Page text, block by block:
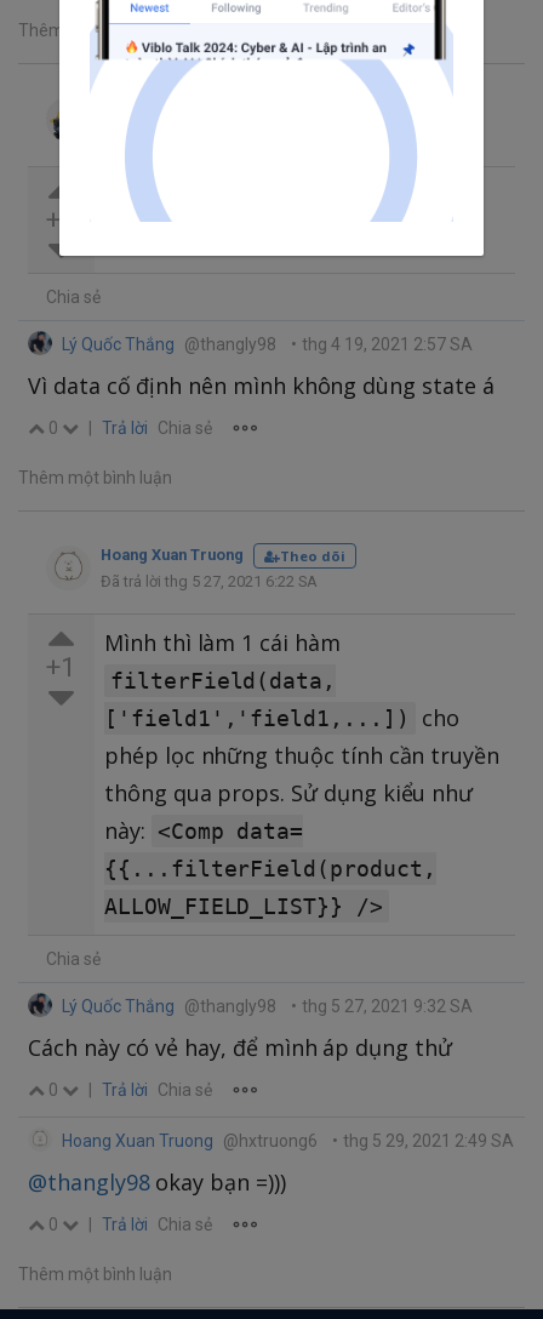
Thêm một bình luận
Cháu lên ba tư
Đã trả lời thg 4 19, 2021 2:51 SA
+1
bạn thử tìm hiểu sate xem có được
Chia sẻ
Lý Quốc Thắng @thangly98 • thg 4 19, 2021 2:57 SA
Vì data cố định nên mình không dùng state á
0 Trả lời Chia sẻ
Thêm một bình luận
Hoang Xuan Truong
Theo dõi
Đã trả lời thg 5 27, 2021 6:22 SA
+1
Mình thì làm 1 cái hàm
filterField(data,
['field1','field1,...])
cho
phép lọc những thuộc tính cần truyền
thông qua props. Sử dụng kiểu như
này: <Comp data=
{{...filterField(product,
ALLOW_FIELD_LIST}} />
Chia sẻ
Lý Quốc Thắng @thangly98 • thg 5 27, 2021 9:32 SA
Cách này có vẻ hay, để mình áp dụng thử
0 Trả lời Chia sẻ
Hoang Xuan Truong @hxtruong6 • thg 5 29, 2021 2:49 SA
@thangly98okay bạn =)))
0 Trả lời Chia sẻ
Thêm một bình luận